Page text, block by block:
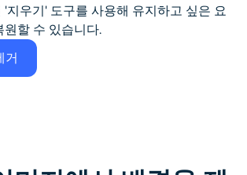
'지우기' 도구를 사용해 유지하고 싶은 요
원할 수 있습니다.
거